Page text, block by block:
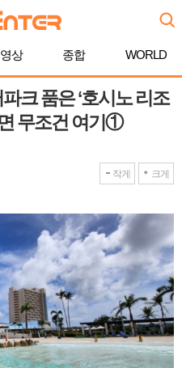
상 종합 WORLD
크 품은 ‘호시노 리조
무조건 여기①
작게 크게